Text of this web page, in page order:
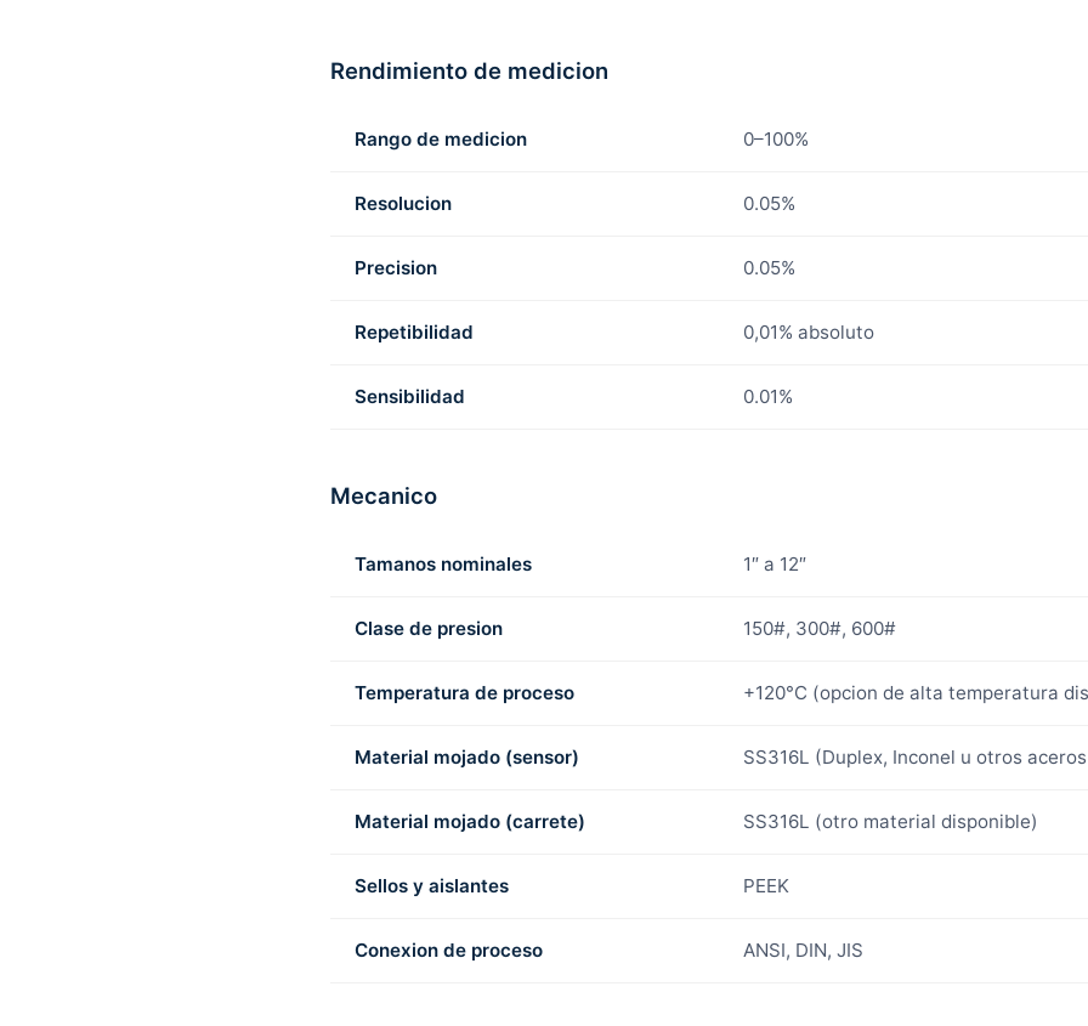
Rendimiento de medicion
Rango de medicion 0–100%
Resolucion 0.05%
Precision 0.05%
Repetibilidad 0,01% absoluto
Sensibilidad 0.01%
Mecanico
Tamanos nominales 1″ a 12″
Clase de presion 150#, 300#, 600#
Temperatura de proceso +120°C (opcion de alta temperatura
Material mojado (sensor) SS316L (Duplex, Inconel u otros
Material mojado (carrete) SS316L (otro material disponible)
Sellos y aislantes PEEK
Conexion de proceso ANSI, DIN, JIS